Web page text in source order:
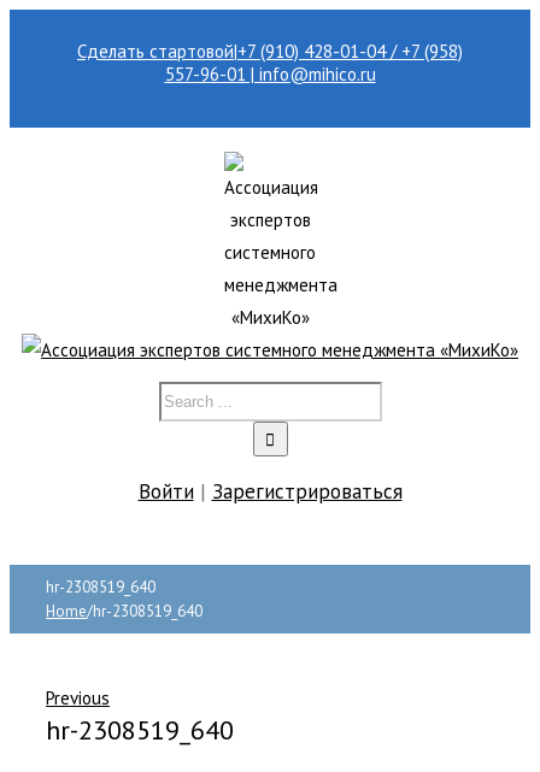
Сделать стартовой|+7 (910) 428-01-04 / +7 (958)
557-96-01 | info@mihico.ru
Войти| Зарегистрироваться
hr-2308519_640
Home/hr-2308519_640
Previous
hr-2308519_640